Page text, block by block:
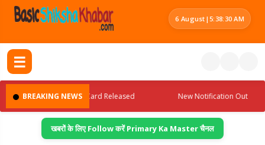
6 August |5:38:31 AM
☰
BREAKING NEWS
Admit Card Released New Notification Out
खबरों के लिए Follow करें Primary Ka Master चैनल